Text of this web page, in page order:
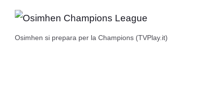
Osimhen si prepara per la Champions (TVPlay.it)